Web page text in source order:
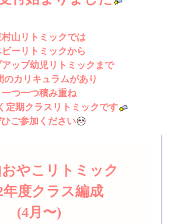
村山リトミックでは
ビーリトミックから
アップ幼児リトミックまで
のカリキュラムがあり
一つ一つ積み重ね
定期クラスリトミックです
ご参加ください
やこリトミック
年度クラス編成
(4月〜)